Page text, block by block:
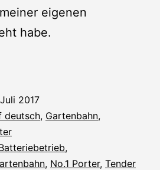
eigenen
habe.
2017
deutsch, Gartenbahn,
,
, No.1 Porter, Tender